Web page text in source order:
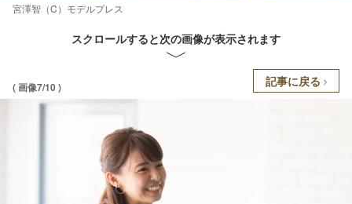
宮澤智（C）モデルプレス
スクロールすると次の画像が表示されます
( 画像7/10 ) 記事に戻る